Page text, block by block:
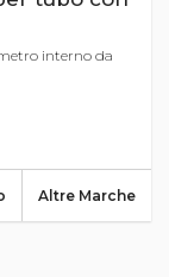
interno da
Altre Marche